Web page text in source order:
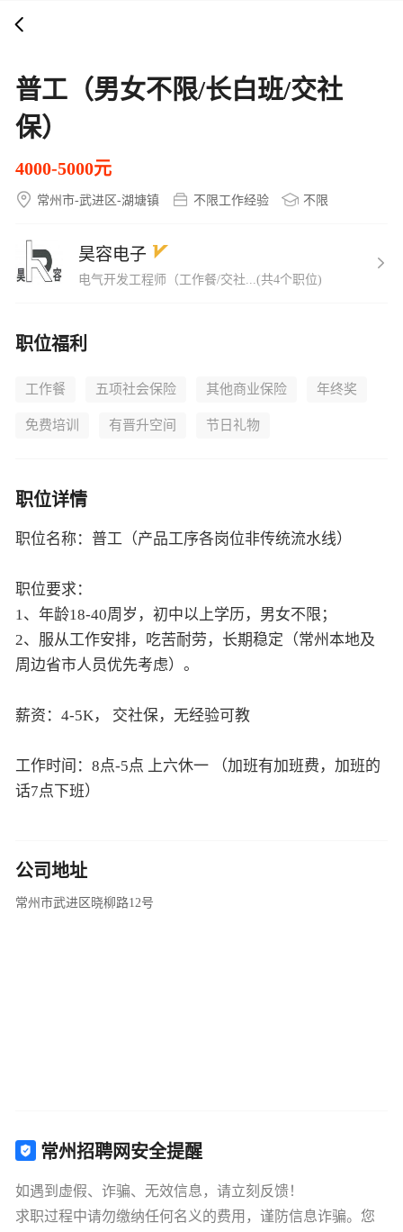
普工（男女不限/长白班/交社
保）
4000-5000元
常州市-武进区-湖塘镇 不限工作经验 不限
昊容电子
电气开发工程师（工作餐/交社...(共4个职位)
职位福利
工作餐 五项社会保险 其他商业保险 年终奖
免费培训 有晋升空间 节日礼物
职位详情
职位名称：普工（产品工序各岗位非传统流水线）
职位要求：
1、年龄18-40周岁，初中以上学历，男女不限；
2、服从工作安排，吃苦耐劳，长期稳定（常州本地及
周边省市人员优先考虑）。
薪资：4-5K， 交社保，无经验可教
工作时间：8点-5点 上六休一 （加班有加班费，加班的
话7点下班）
公司地址
常州市武进区晓柳路12号
常州招聘网安全提醒
如遇到虚假、诈骗、无效信息，请立刻反馈！
求职过程中请勿缴纳任何名义的费用，谨防信息诈骗。您